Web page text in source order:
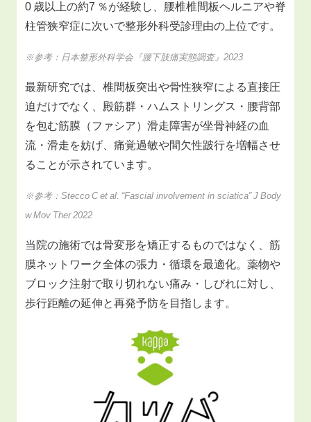
0 歳以上の約7 ％が経験し、腰椎椎間板ヘルニアや脊
柱管狭窄症に次いで整形外科受診理由の上位です。
※参考：日本整形外科学会『腰下肢痛実態調査』2023
最新研究では、椎間板突出や骨性狭窄による直接圧
迫だけでなく、殿筋群・ハムストリングス・腰背部
を包む筋膜（ファシア）滑走障害が坐骨神経の血
流・滑走を妨げ、痛覚過敏や間欠性跛行を増幅させ
ることが示されています。
※参考：Stecco C et al. “Fascial involvement in sciatica” J Body
w Mov Ther 2022
当院の施術では骨変形を矯正するものではなく、筋
膜ネットワーク全体の張力・循環を最適化。薬物や
ブロック注射で取り切れない痛み・しびれに対し、
歩行距離の延伸と再発予防を目指します。